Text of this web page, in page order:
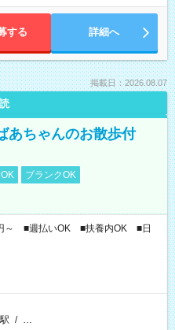
する 詳細へ
掲載日：2026.08.07
あちゃんのお散歩付
ブランクOK
～ ■週払いOK ■扶養内OK ■日
/ …